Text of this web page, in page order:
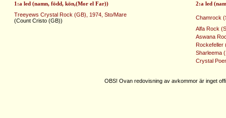
1:a led (namn, född, kön,(Mor el Far)) 2:a led
Treeyews Crystal Rock (GB), 1974, Sto/Mare
(Count Cristo (GB))
Chamrock
Alfa Rock
Aswana
Rockefeller
Sharleema
Crystal
OBS! Ovan redovisning av avkommor är inget